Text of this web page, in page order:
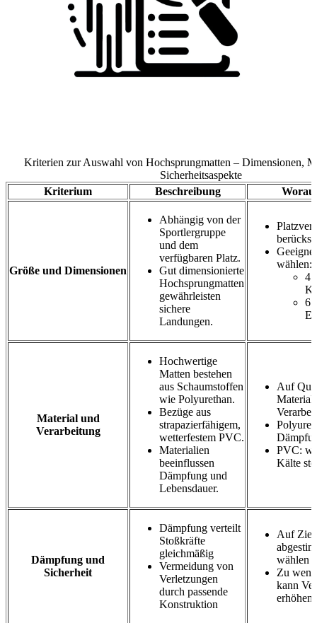
Kriterien zur Auswahl von Hochsprungmatten – Dimensionen,
Sicherheitsaspekte
Kriterium
Beschreibung
Größe und Dimensionen
Abhängig von der
Sportlergruppe
und dem
verfügbaren Platz.
Gut dimensionierte
Hochsprungmatten
gewährleisten
sichere
Landungen.
wählen:
4
6
Material und
Verarbeitung
Hochwertige
Matten bestehen
aus Schaumstoffen
wie Polyurethan.
Bezüge aus
strapazierfähigem,
wetterfestem PVC.
Materialien
beeinflussen
Dämpfung und
Lebensdauer.
Auf
PVC:
Kälte
Dämpfung und
Sicherheit
Dämpfung verteilt
Stoßkräfte
gleichmäßig
Vermeidung von
Verletzungen
durch passende
Konstruktion
Auf
wählen
Zu
kann
erhöhen